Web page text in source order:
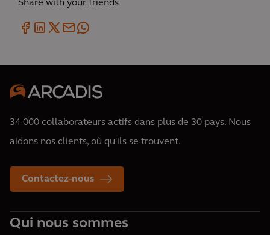
Share with your friends
34 000 collaborateurs actifs dans plus de 30 pays. Nous
aidons nos clients, où qu'ils se trouvent.
Contactez-nous
Qui nous sommes